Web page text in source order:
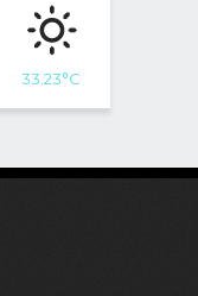
33.23°C